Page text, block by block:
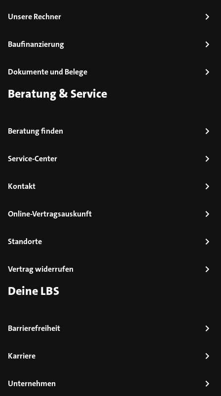
Unsere Rechner
Baufinanzierung
Dokumente und Belege
Beratung & Service
Beratung finden
Service-Center
Kontakt
Online-Vertragsauskunft
Standorte
Vertrag widerrufen
Deine LBS
Barrierefreiheit
Karriere
Unternehmen